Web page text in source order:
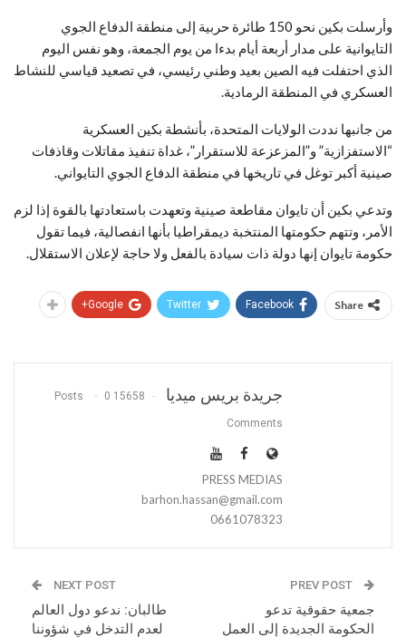
وأرسلت بكين نحو 150 طائرة حربية إلى منطقة الدفاع الجوي
التايوانية على مدار أربعة أيام بدءا من يوم الجمعة، وهو نفس اليوم
الذي احتفلت فيه الصين بعيد وطني رئيسي، في تصعيد قياسي للنشاط
العسكري في المنطقة الرمادية.
من جانبها نددت الولايات المتحدة، بأنشطة بكين العسكرية
“الاستفزازية” و”المزعزعة للاستقرار”، غداة تنفيذ مقاتلات وقاذفات
صينية أكبر توغل في تاريخها في منطقة الدفاع الجوي التايواني.
وتدعي بكين أن تايوان مقاطعة صينية وتعهدت باستعادتها بالقوة إذا لزم
الأمر، وتتهم حكومتها المنتخبة ديمقراطيا بأنها انفصالية، فيما تقول
حكومة تايوان إنها دولة ذات سيادة بالفعل ولا حاجة لإعلان الاستقلال.
Share
Facebook
Twitter
Google+
جريدة بريس ميديا 15658 Posts
0
Comments
PRESS MEDIAS
barhon.hassan@gmail.com
0661078323
جمعية حقوقية تدعو
الحكومة الجديدة إلى العمل
NEXT POST
طالبان: ندعو دول العالم
لعدم التدخل في شؤوننا